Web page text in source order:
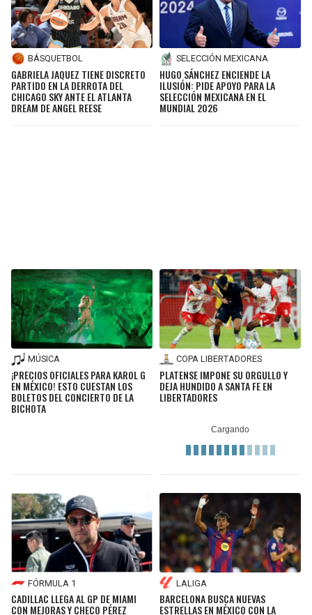
BÁSQUETBOL
GABRIELA JAQUEZ TIENE DISCRETO
PARTIDO EN LA DERROTA DEL
CHICAGO SKY ANTE EL ATLANTA
DREAM DE ANGEL REESE
SELECCIÓN MEXICANA
HUGO SÁNCHEZ ENCIENDE LA
ILUSIÓN: PIDE APOYO PARA LA
SELECCIÓN MEXICANA EN EL
MUNDIAL 2026
MÚSICA
¡PRECIOS OFICIALES PARA KAROL G
EN MÉXICO! ESTO CUESTAN LOS
BOLETOS DEL CONCIERTO DE LA
BICHOTA
COPA LIBERTADORES
PLATENSE IMPONE SU ORGULLO Y
DEJA HUNDIDO A SANTA FE EN
LIBERTADORES
FÓRMULA 1
CADILLAC LLEGA AL GP DE MIAMI
CON MEJORAS Y CHECO PÉREZ
LALIGA
BARCELONA BUSCA NUEVAS
ESTRELLAS EN MÉXICO CON LA